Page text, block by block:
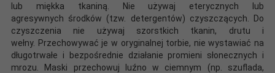
lub miękka tkaniną. Nie używaj eterycznych lub
agresywnych środków (tzw. detergentów) czyszczących. Do
czyszczenia nie używaj szorstkich tkanin, drutu i
wełny. Przechowywać je w oryginalnej torbie, nie wystawiać na
długotrwałe i bezpośrednie działanie promieni słonecznych i
mrozu. Maski przechowuj luźno w ciemnym (np. szuflada,